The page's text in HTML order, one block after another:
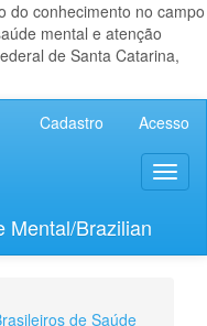
do conhecimento no campo
mental e atenção
de Santa Catarina,
Cadastro Acesso
Mental/Brazilian
de Saúde